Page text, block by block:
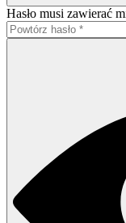
Hasło musi zawierać